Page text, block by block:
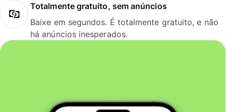
Totalmente gratuito, sem anúncios
Baixe em segundos. É totalmente gratuito, e não
há anúncios inesperados.